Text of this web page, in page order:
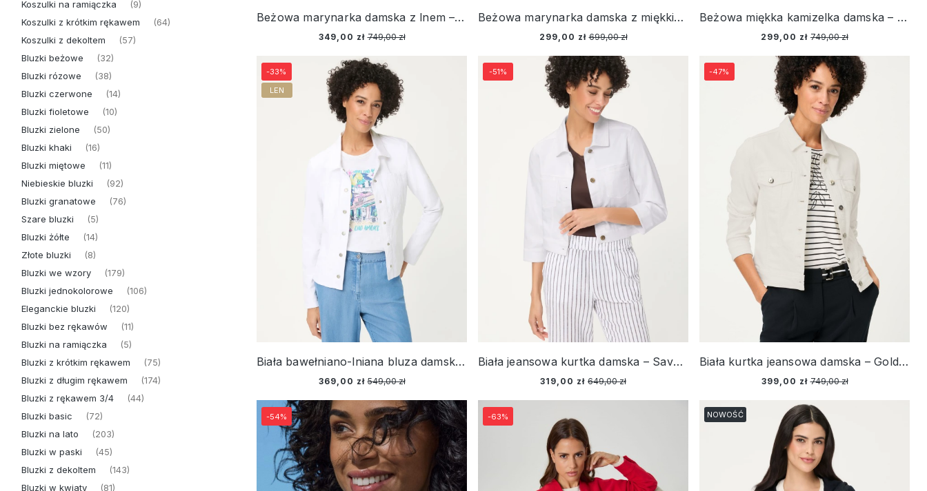
Koszulki na ramiączka (9)
Koszulki z krótkim rękawem (64)
Koszulki z dekoltem (57)
Bluzki beżowe (32)
Bluzki rózowe (38)
Bluzki czerwone (14)
Bluzki fioletowe (10)
Bluzki zielone (50)
Bluzki khaki (16)
Bluzki miętowe (11)
Niebieskie bluzki (92)
Bluzki granatowe (76)
Szare bluzki (5)
Bluzki żółte (14)
Złote bluzki (8)
Bluzki we wzory (179)
Bluzki jednokolorowe (106)
Eleganckie bluzki (120)
Bluzki bez rękawów (11)
Bluzki na ramiączka (5)
Bluzki z krótkim rękawem (75)
Bluzki z długim rękawem (174)
Bluzki z rękawem 3/4 (44)
Bluzki basic (72)
Bluzki na lato (203)
Bluzki w paski (45)
Bluzki z dekoltem (143)
Bluzki w kwiaty (81)
Beżowa marynarka damska z lnem – Ciao Amore
349,00 zł 749,00 zł
Beżowa marynarka damska z miękkiego dżerseju – Vintage Romance
299,00 zł 699,00 zł
Beżowa miękka kamizelka damska – New Passion
299,00 zł 749,00 zł
Biała bawełniano-lniana bluza damska Eva Jersey – Ciao Amore
369,00 zł 549,00 zł
-33%
LEN
Biała jeansowa kurtka damska – Savanna Sky
319,00 zł 649,00 zł
-51%
Biała kurtka jeansowa damska – Golden Glow
399,00 zł 749,00 zł
-47%
-54% -63% NOWOŚĆ